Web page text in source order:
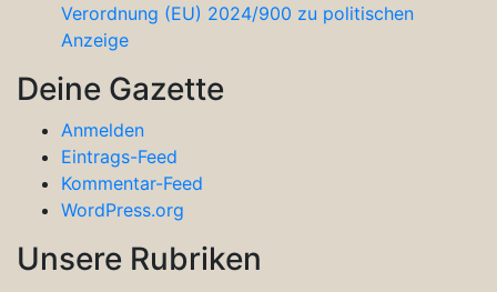
Verordnung (EU) 2024/900 zu politischen
Anzeige
Deine Gazette
Anmelden
Eintrags-Feed
Kommentar-Feed
WordPress.org
Unsere Rubriken